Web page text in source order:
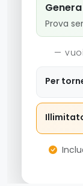
Prova
—
Per